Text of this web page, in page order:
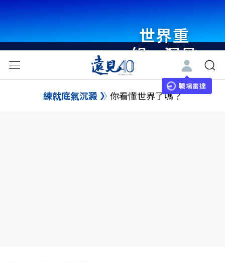
世界重
組・洞見
未來 與
世界領袖
職場雷達
練就底氣沉澱 你看懂世界了嗎？